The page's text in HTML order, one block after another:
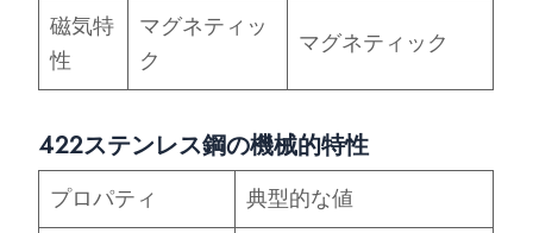
磁気特
性
マグネティッ
ク
マグネティック
422ステンレス鋼の機械的特性
プロパティ
典型的な値